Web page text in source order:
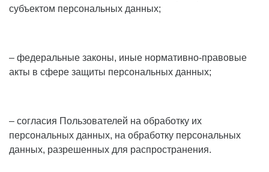
субъектом персональных данных;
– федеральные законы, иные нормативно-правовые
акты в сфере защиты персональных данных;
– согласия Пользователей на обработку их
персональных данных, на обработку персональных
данных, разрешенных для распространения.